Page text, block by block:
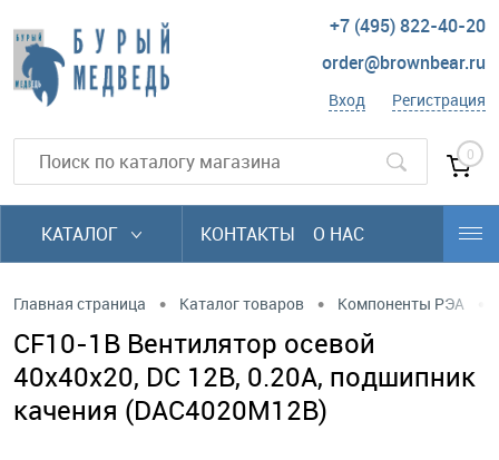
+7 (495) 822-40-20
order@brownbear.ru
Вход Регистрация
0
КАТАЛОГ КОНТАКТЫ О НАС
Главная страница • Каталог товаров • Компоненты РЭА
CF10-1B Вентилятор осевой
40х40х20, DC 12В, 0.20А, подшипник
качения (DAC4020M12B)